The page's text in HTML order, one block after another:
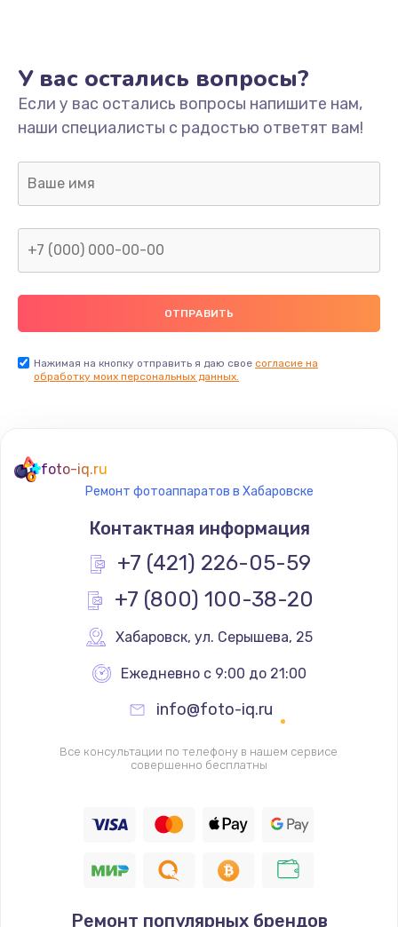
Замена мультиклапана
3000 руб.
Заказать
Ремонт двигателя кофемолки
1000 руб.
Заказать
Ремонт платы управления
3500 руб.
Заказать
Перепрошивка
Замена жерновов
2500 руб.
Заказать
2300 руб.
2850 руб.
У вас остались вопросы?
Если у вас остались вопросы напишите нам,
наши специалисты с радостью ответят вам!
Нажимая на кнопку отправить я даю свое согласие на
обработку моих персональных данных.
foto-iq.ru
Ремонт фотоаппаратов в Хабаровске
Контактная информация
+7 (421) 226-05-59
+7 (800) 100-38-20
Хабаровск, ул. Серышева, 25
Ежедневно с 9:00 до 21:00
info@foto-iq.ru
Все консультации по телефону в нашем сервисе
совершенно бесплатны
Ремонт популярных брендов